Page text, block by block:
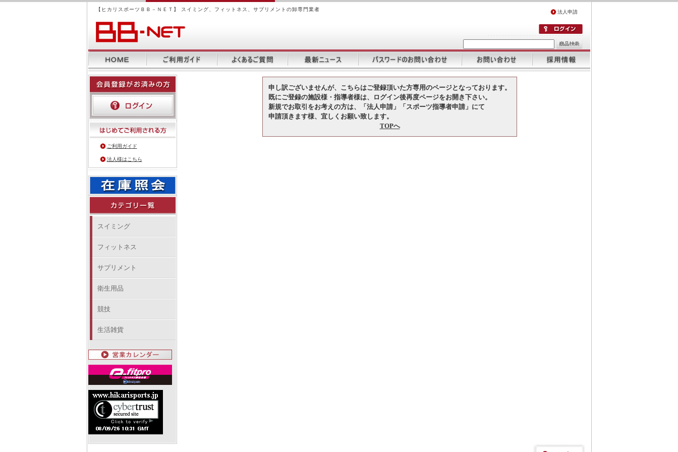
【ヒカリスポーツＢＢ－ＮＥＴ】 スイミング、フィットネス、サプリメントの卸専門業者 法人申請
ご利用ガイド
法人様はこちら
スイミング
フィットネス
サプリメント
衛生用品
競技
生活雑貨
申し訳ございませんが、こちらはご登録頂いた方専用のページとなっております。
既にご登録の施設様・指導者様は、ログイン後再度ページをお開き下さい。
新規でお取引をお考えの方は、「法人申請」「スポーツ指導者申請」にて
申請頂きます様、宜しくお願い致します。
TOPへ